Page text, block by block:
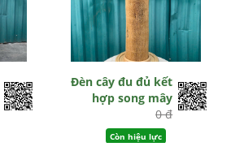
Đèn cây đu đủ kết
hợp song mây
0 đ
Còn hiệu lực